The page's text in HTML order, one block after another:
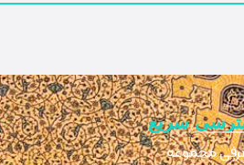
سریع
مجموعه